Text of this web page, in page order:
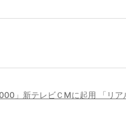
」新テレビＣМに起用 「リア